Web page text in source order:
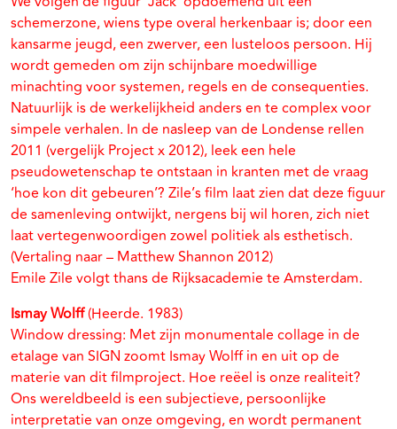
schemerzone, wiens type overal herkenbaar is; door een
kansarme jeugd, een zwerver, een lusteloos persoon. Hij
wordt gemeden om zijn schijnbare moedwillige
minachting voor systemen, regels en de consequenties.
Natuurlijk is de werkelijkheid anders en te complex voor
simpele verhalen. In de nasleep van de Londense rellen
2011 (vergelijk Project x 2012), leek een hele
pseudowetenschap te ontstaan in kranten met de vraag
‘hoe kon dit gebeuren’? Zile’s film laat zien dat deze figuur
de samenleving ontwijkt, nergens bij wil horen, zich niet
laat vertegenwoordigen zowel politiek als esthetisch.
(Vertaling naar – Matthew Shannon 2012)
Emile Zile volgt thans de Rijksacademie te Amsterdam.
Ismay Wolff(Heerde. 1983)
Window dressing: Met zijn monumentale collage in de
etalage van SIGN zoomt Ismay Wolff in en uit op de
materie van dit filmproject. Hoe reëel is onze realiteit?
Ons wereldbeeld is een subjectieve, persoonlijke
interpretatie van onze omgeving, en wordt permanent